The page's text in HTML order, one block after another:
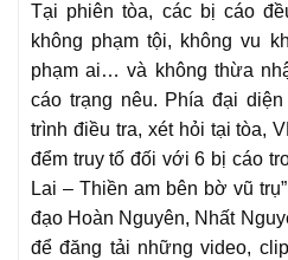
Tại phiên tòa, các bị cáo
không phạm tội, không vu
phạm ai… và không thừa
cáo trạng nêu. Phía đại
trình điều tra, xét hỏi tại tòa,
đểm truy tố đối với 6 bị cáo
Lai – Thiền am bên bờ vũ
đạo Hoàn Nguyên, Nhất
để đăng tải những video,